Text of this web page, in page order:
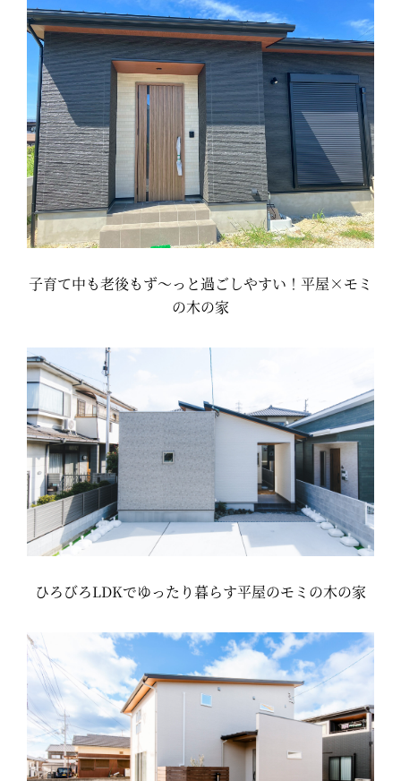
子育て中も老後もず～っと過ごしやすい！平屋×モミ
の木の家
ひろびろLDKでゆったり暮らす平屋のモミの木の家